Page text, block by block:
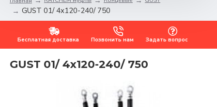
GUST 01/ 4x120-240/ 750
Бесплатная доставка Позвонить нам Задать вопрос
GUST 01/ 4x120-240/ 750